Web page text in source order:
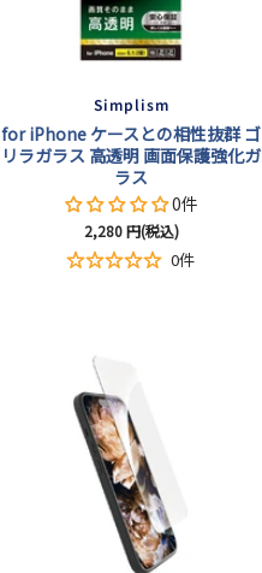
Simplism
for iPhone ケースとの相性抜群 ゴ
リラガラス 高透明 画面保護強化ガ
ラス
0件
セ
ー
2,280円(税込)
0件